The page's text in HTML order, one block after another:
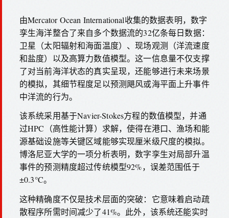
由Mercator Ocean International收集的数据表明，数字
孪生海洋整合了来自多个数据流的32亿条每日数据：
卫星（太阳辐射和海面温度）、现场观测（洋流速度
和盐度）以及高算力数值模型。这一信息量不仅支撑
了对当前海洋状态的真实呈现，还能够进行未来场景
的模拟，其细节程度足以预测飓风或海平面上升事件
中洋流的行为。
该系统采用基于Navier-Stokes方程的数值模型，并通
过HPC（高性能计算）求解，使得在港口、渔场和能
源基础设施等关键区域能够实现厘米级尺度的模拟。
博洛尼亚大学的一项分析表明，数字孪生对局部升温
事件的预测精度超过传统模型92%，误差范围低于
±0.3°C。
这种精确度不仅是技术层面的突破：它意味着启动疏
散程序所需时间减少了41%。此外，该系统还能实时